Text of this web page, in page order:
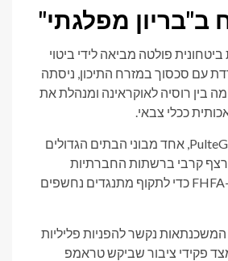
ב"בריון מפלגתי"
פולטה מביאה לידי ביטוי
עם סכסוך במזרח התיכון, ניסתה
בין רוסיה לאוקראינה ומנהלת את
ככלי צבאי.
כנכדו של מייסד PulteGroup, אחד מבוני הבתים הגדולים
קרבי ברשתות החברתיות
והשתמש בתפקידו ב-FHFA כדי לתקוף מתנגדים נחשפים
המשכנתאות נקשר להפניות פליליות
פקידי ציבור שביקש טראמפ